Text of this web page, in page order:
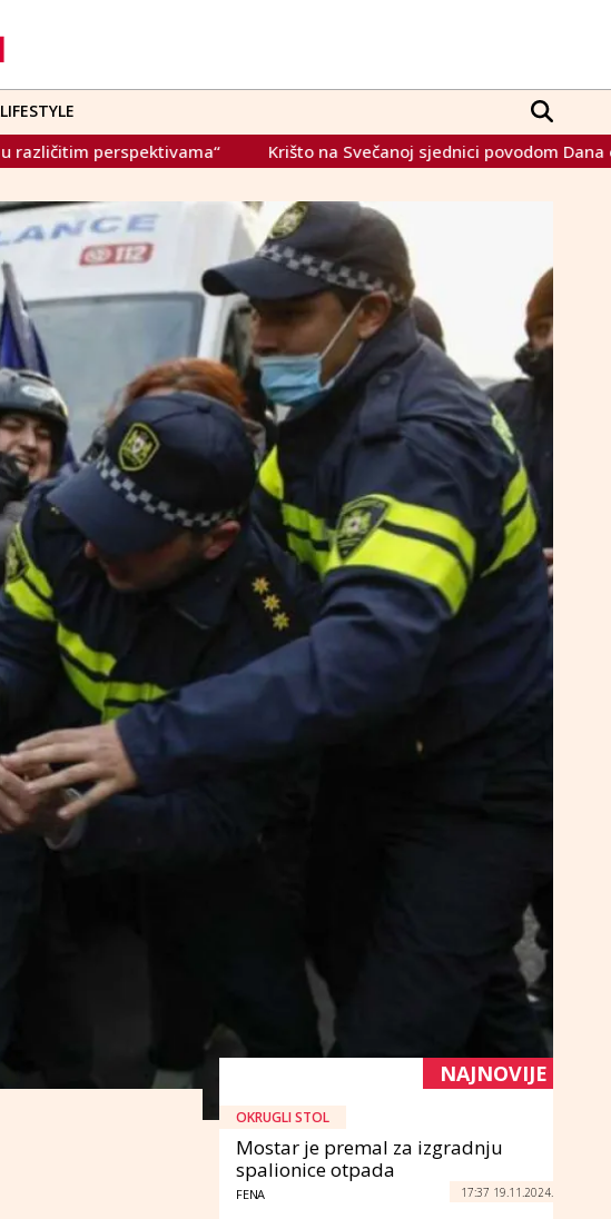
LIFESTYLE
Krišto na Svečanoj sjednici povodom Dana općine Grude i Županije
NAJNOVIJE
OKRUGLI STOL
Mostar je premal za izgradnju
spalionice otpada
FENA 17:37 19.11.2024.